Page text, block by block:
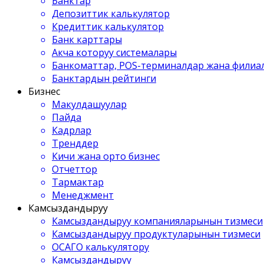
Депозиттик калькулятор
Кредиттик калькулятор
Банк карттары
Акча которуу системалары
Банкоматтар, POS-терминалдар жана
Банктардын рейтинги
Бизнес
Макулдашуулар
Пайда
Кадрлар
Тренддер
Кичи жана орто бизнес
Отчеттор
Тармактар
Менеджмент
Камсыздандыруу
Камсыздандыруу компанияларынын тизмеси
Камсыздандыруу продуктуларынын тизмеси
ОСАГО калькулятору
Камсыздандыруу